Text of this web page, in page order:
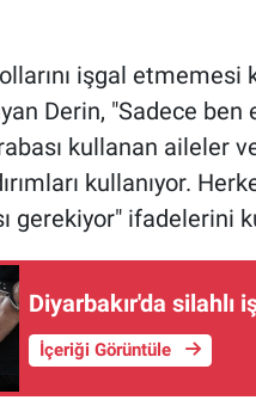
işgal etmemesi
Derin, "Sadece ben
kullanan aileler
kullanıyor.
gerekiyor" ifadelerini
Diyarbakır'da silahlı
İçeriği Görüntüle